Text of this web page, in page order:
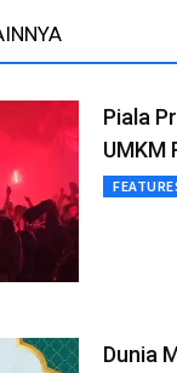
Piala
UMKM
Dunia